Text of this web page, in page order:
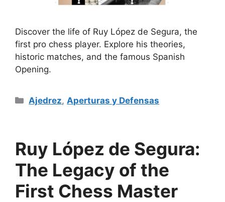
Discover the life of Ruy López de Segura, the
first pro chess player. Explore his theories,
historic matches, and the famous Spanish
Opening.
Categorías
Ajedrez,Aperturas y Defensas
Ruy López de Segura:
The Legacy of the
First Chess Master